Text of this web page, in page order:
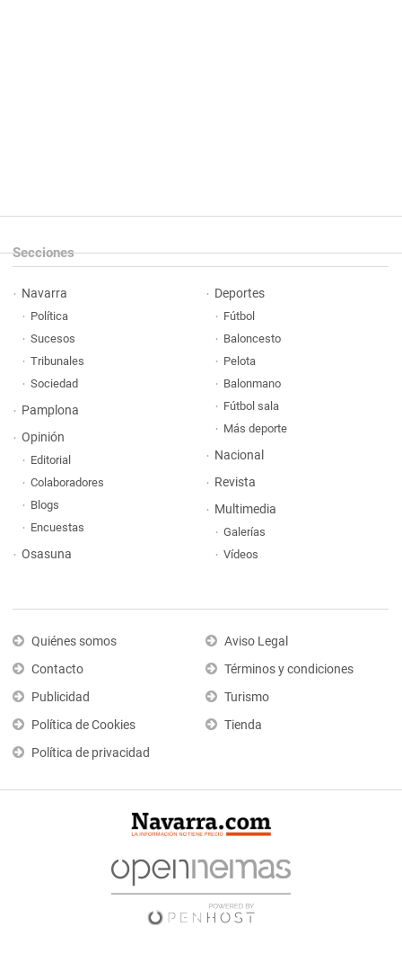
Secciones
Navarra
Política
Sucesos
Tribunales
Sociedad
Pamplona
Opinión
Editorial
Colaboradores
Blogs
Encuestas
Osasuna
Deportes
Fútbol
Baloncesto
Pelota
Balonmano
Fútbol sala
Más deporte
Nacional
Revista
Multimedia
Galerías
Vídeos
Quiénes somos
Contacto
Publicidad
Política de Cookies
Política de privacidad
Aviso Legal
Términos y condiciones
Turismo
Tienda